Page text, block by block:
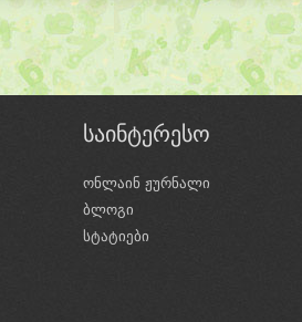
საინტერესო
ონლაინ ჟურნალი
ბლოგი
სტატიები